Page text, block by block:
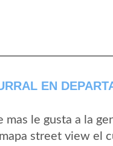
EN
le gusta a la
street view el